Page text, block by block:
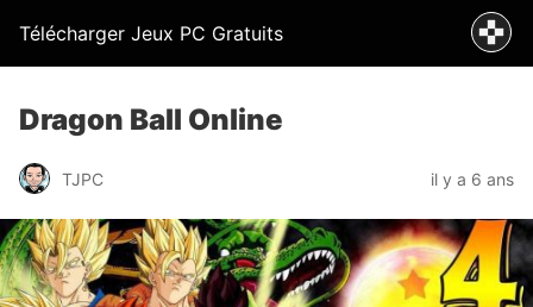
Télécharger Jeux PC Gratuits
Dragon Ball Online
TJPC il y a 6 ans